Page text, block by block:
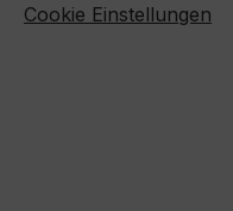
Cookie Einstellungen